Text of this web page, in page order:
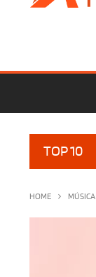
TOP 10
no
HOME MÚSICA